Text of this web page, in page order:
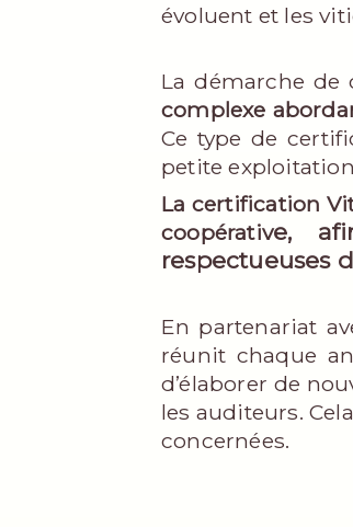
évoluent et les
La démarche de
complexe
Ce type de
petite
La certification
coopérative,
respectueuses
En partenariat
réunit chaque
d’élaborer de
les auditeurs.
concernées.